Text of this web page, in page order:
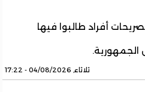
أفراد طالبوا فيها
الجمهورية.
ثلاثاء, 04/08/2026 - 17:22